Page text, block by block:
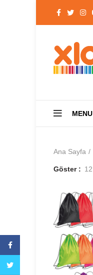
MENU
Ana Sayfa
Göster 12